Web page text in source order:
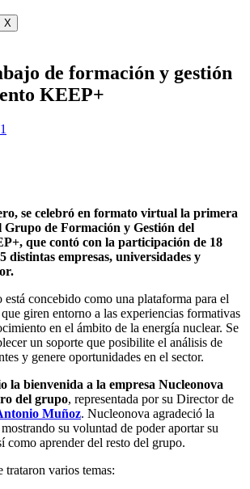
X
de formación y gestión
KEEP+
se celebró en formato virtual la primera
Grupo de Formación y Gestión del
que contó con la participación de 18
distintas empresas, universidades y
está concebido como una plataforma para el
giren entorno a las experiencias formativas
en el ámbito de la energía nuclear. Se
un soporte que posibilite el análisis de
y genere oportunidades en el sector.
la bienvenida a la empresa Nucleonova
del grupo, representada por su Director de
Muñoz. Nucleonova agradeció la
su voluntad de poder aportar su
como aprender del resto del grupo.
trataron varios temas: